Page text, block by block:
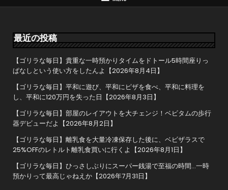
ー
ョ最近の投稿
【ゴリラな毎日】貴重な一時預かりタイムをドトール5時間座りっ
ぱなしという使い方をしたんよ【2026年8月4日】
【ゴリラな毎日】平和に遊び、平和にピザを食べ、平和に料理を
し、平和に120万円を失った日【2026年8月3日】
【ゴリラな毎日】部屋のレイアウトを大チェンジ！ベビタムの歩行
器デビューだよ【2026年8月2日】
【ゴリラな毎日】離乳食を大量冷凍保存した後に、ベビザラスで
25%OFFのレトルト離乳食買いに行くよ【2026年8月1日】
【ゴリラな毎日】ひっさしぶりにスーパー銭湯で至福の時間…一時
預かりって最高じゃねえか【2026年7月31日】